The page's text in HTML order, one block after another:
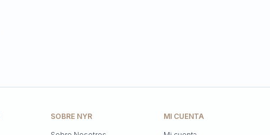
SOBRE NYR MI CUENTA